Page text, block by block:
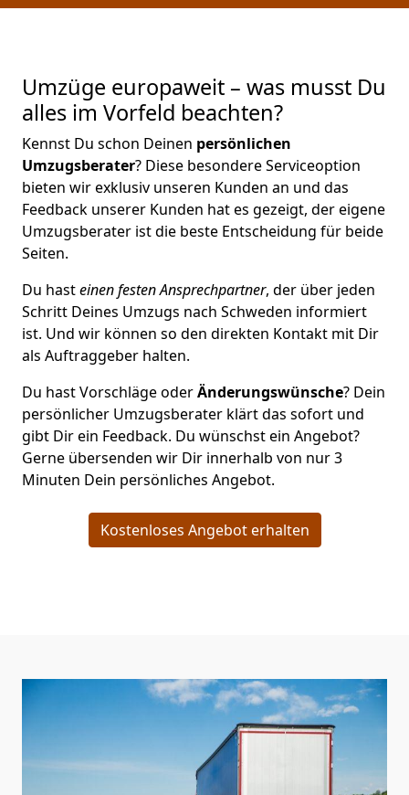
Umzüge europaweit – was musst Du
alles im Vorfeld beachten?
Kennst Du schon Deinen persönlichen
Umzugsberater? Diese besondere Serviceoption
bieten wir exklusiv unseren Kunden an und das
Feedback unserer Kunden hat es gezeigt, der eigene
Umzugsberater ist die beste Entscheidung für beide
Seiten.
Du hasteinen festen Ansprechpartner, der über jeden
Schritt Deines Umzugs nach Schweden informiert
ist. Und wir können so den direkten Kontakt mit Dir
als Auftraggeber halten.
Du hast Vorschläge oderÄnderungswünsche? Dein
persönlicher Umzugsberater klärt das sofort und
gibt Dir ein Feedback. Du wünschst ein Angebot?
Gerne übersenden wir Dir innerhalb von nur3
Minuten Dein persönliches Angebot.
Kostenloses Angebot erhalten